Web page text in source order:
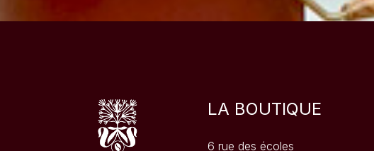
LA BOUTIQUE
6 rue des écoles